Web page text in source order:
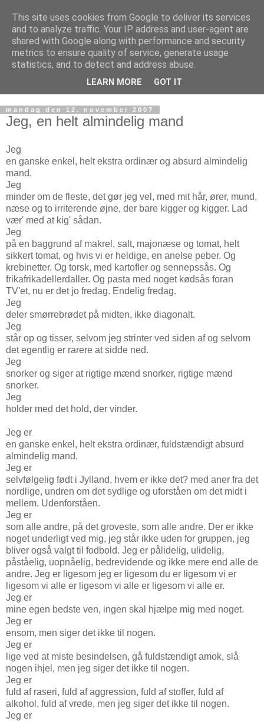
MONOLOGER - nyheder,
tanker + værker
© johan knattrup jensen
mandag den 12. november 2007
Jeg, en helt almindelig mand
Jeg
en ganske enkel, helt ekstra ordinær og absurd almindelig
mand.
Jeg
minder om de fleste, det gør jeg vel, med mit hår, ører, mund,
næse og to irriterende øjne, der bare kigger og kigger. Lad
vær' med at kig' sådan.
Jeg
på en baggrund af makrel, salt, majonæse og tomat, helt
sikkert tomat, og hvis vi er heldige, en anelse peber. Og
krebinetter. Og torsk, med kartofler og sennepssås. Og
frikafrikadellerdaller. Og pasta med noget kødsås foran
TV'et, nu er det jo fredag. Endelig fredag.
Jeg
deler smørrebrødet på midten, ikke diagonalt.
Jeg
står op og tisser, selvom jeg strinter ved siden af og selvom
det egentlig er rarere at sidde ned.
Jeg
snorker og siger at rigtige mænd snorker, rigtige mænd
snorker.
Jeg
holder med det hold, der vinder.
Jeg er
en ganske enkel, helt ekstra ordinær, fuldstændigt absurd
almindelig mand.
Jeg er
selvfølgelig født i Jylland, hvem er ikke det? med aner fra det
nordlige, undren om det sydlige og uforståen om det midt i
mellem. Udenforståen.
Jeg er
som alle andre, på det groveste, som alle andre. Der er ikke
noget underligt ved mig, jeg står ikke uden for gruppen, jeg
bliver også valgt til fodbold. Jeg er pålidelig, ulidelig,
påståelig, uopnåelig, bedrevidende og ikke mere end alle de
andre. Jeg er ligesom jeg er ligesom du er ligesom vi er
ligesom vi alle er ligesom vi alle er ligesom vi alle er.
Jeg er
mine egen bedste ven, ingen skal hjælpe mig med noget.
Jeg er
ensom, men siger det ikke til nogen.
Jeg er
lige ved at miste besindelsen, gå fuldstændigt amok, slå
nogen ihjel, men jeg siger det ikke til nogen.
Jeg er
fuld af raseri, fuld af aggression, fuld af stoffer, fuld af
alkohol, fuld af vrede, men jeg siger det ikke til nogen.
Jeg er
This site uses cookies from Google to deliver its services
and to analyze traffic. Your IP address and user-agent are
shared with Google along with performance and security
metrics to ensure quality of service, generate usage
statistics, and to detect and address abuse.
LEARN MORE GOT IT